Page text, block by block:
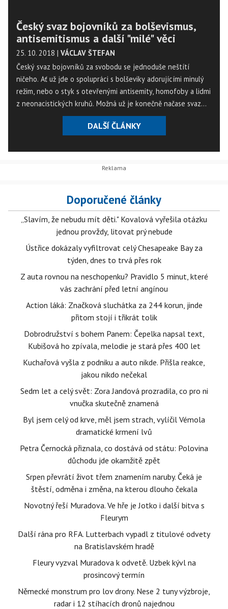
Český svaz bojovníků za bolševismus,
antisemitismus a další "milé" věci
25. 10. 2018 | VÁCLAV ŠTEFAN
Český svaz bojovníků za svobodu se jednoduše neštítí
ničeho. Ať už jde o spolupráci s bolševiky adorujícími minulý
režim, nebo o styk s otevřenými antisemity, homofoby a lidmi
z neonacistických kruhů. Možná už je konečně načase svaz
DALŠÍ ČLÁNKY
Doporučené články
„Slavím, že nebudu mít děti." Kovalová vyřešila otázku
jednou provždy, litovat prý nebude
Ústřice dokázaly vyfiltrovat celý Chesapeake Bay za
týden, dnes to trvá přes rok
Z auta rovnou na neschopenku? Pravidlo 5 minut, které
vás zachrání před letní angínou
Action láká: Značková sluchátka za 244 korun, jinde
přitom stojí i třikrát tolik
Dobrodružství s bohem Panem: Čepelka napsal text,
Kubišová ho zpívala, melodie je stará přes 400 let
Kuchařová vyšla z podniku a auto nikde. Přišla reakce,
jakou nikdo nečekal
Sedm let a celý svět: Zora Jandová prozradila, co pro ni
vnučka skutečně znamená
Byl jsem celý od krve, měl jsem strach, vylíčil Vémola
dramatické krmení lvů
Petra Černocká přiznala, co dostává od státu: Polovina
důchodu jde okamžitě zpět
Srpen převrátí život třem znamením naruby. Čeká je
štěstí, odměna i změna, na kterou dlouho čekala
Novotný řeší Muradova. Ve hře je Jotko i další bitva s
Fleurym
Další rána pro RFA. Lutterbach vypadl z titulové odvety
na Bratislavském hradě
Fleury vyzval Muradova k odvetě. Uzbek kývl na
prosincový termín
Německé monstrum pro lov drony. Nese 2 tuny výzbroje,
radar i 12 stíhacích dronů najednou